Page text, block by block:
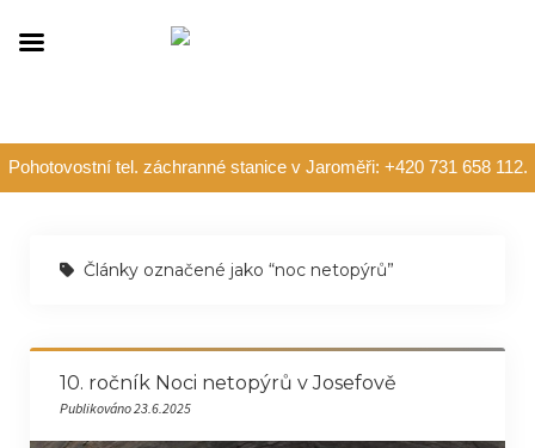
Pohotovostní tel. záchranné stanice v Jaroměři: +420 731 658 112.
Články označené jako “noc netopýrů”
10. ročník Noci netopýrů v Josefově
Publikováno 23.6.2025